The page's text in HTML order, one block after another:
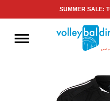
SUMMER SALE: